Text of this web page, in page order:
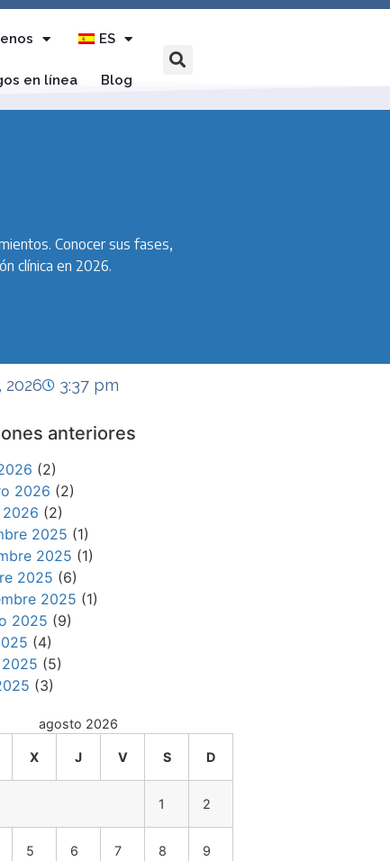
ES
en línea Blog
Conocer sus fases,
clínica en 2026.
2026 3:37 pm
anteriores
(2)
2026 (2)
(2)
2025 (1)
2025 (1)
2025 (6)
2025 (1)
2025 (9)
(4)
(5)
(3)
agosto 2026
X J V S D
1 2
5 6 7 8 9